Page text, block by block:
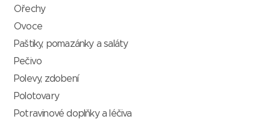
Ořechy
Ovoce
Paštiky, pomazánky a saláty
Pečivo
Polevy, zdobení
Polotovary
Potravinové doplňky a léčiva